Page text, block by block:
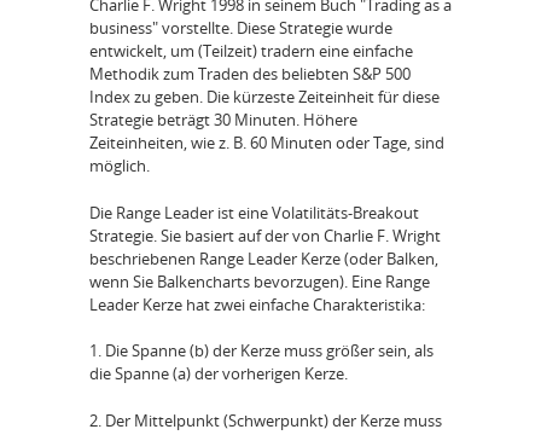
Charlie F. Wright 1998 in seinem Buch "Trading as a
business" vorstellte. Diese Strategie wurde
entwickelt, um (Teilzeit) tradern eine einfache
Methodik zum Traden des beliebten S&P 500
Index zu geben. Die kürzeste Zeiteinheit für diese
Strategie beträgt 30 Minuten. Höhere
Zeiteinheiten, wie z. B. 60 Minuten oder Tage, sind
möglich.
Die Range Leader ist eine Volatilitäts-Breakout
Strategie. Sie basiert auf der von Charlie F. Wright
beschriebenen Range Leader Kerze (oder Balken,
wenn Sie Balkencharts bevorzugen). Eine Range
Leader Kerze hat zwei einfache Charakteristika:
1. Die Spanne (b) der Kerze muss größer sein, als
die Spanne (a) der vorherigen Kerze.
2. Der Mittelpunkt (Schwerpunkt) der Kerze muss